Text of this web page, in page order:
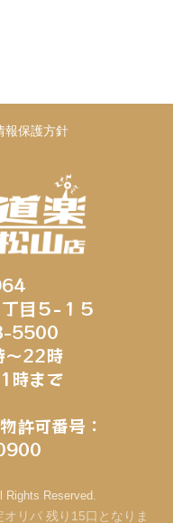
報保護方針
目５−１５
5500
～22時
時まで
許可番号：
Rights Reserved.
リパ 残り15口となりま